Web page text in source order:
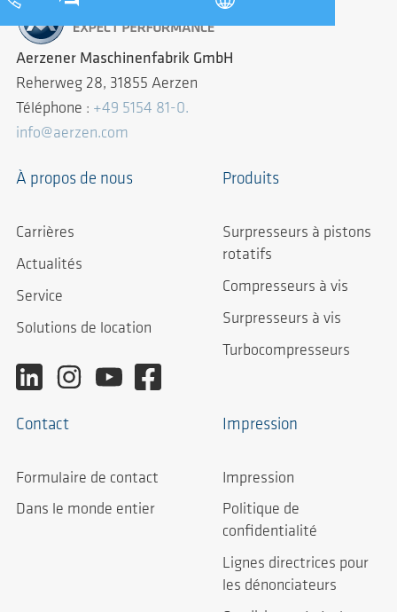
Aerzener Maschinenfabrik GmbH
Reherweg 28, 31855 Aerzen
Téléphone : +49 5154 81-0.
info@aerzen.com
À propos de nous
Carrières
Actualités
Service
Solutions de location
Produits
Surpresseurs à pistons
rotatifs
Compresseurs à vis
Surpresseurs à vis
Turbocompresseurs
Contact
Formulaire de contact
Dans le monde entier
Impression
Impression
Politique de
confidentialité
Lignes directrices pour
les dénonciateurs